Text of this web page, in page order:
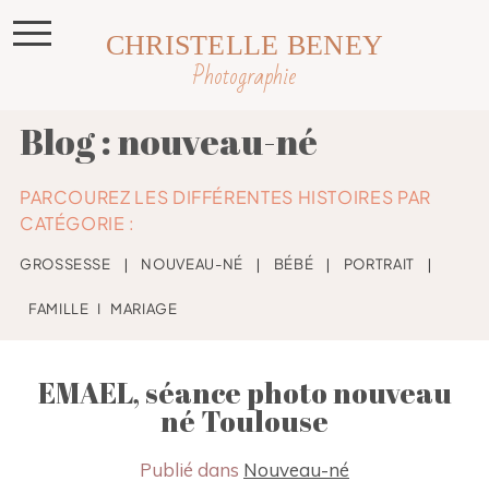
Photographie
CHRISTELLE BENEY
Blog : nouveau-né
PARCOUREZ LES DIFFÉRENTES HISTOIRES PAR
CATÉGORIE :
GROSSESSE ❘ NOUVEAU-NÉ ❘ BÉBÉ ❘ PORTRAIT ❘
FAMILLE I MARIAGE
EMAEL, séance photo nouveau
né Toulouse
Publié dans Nouveau-né